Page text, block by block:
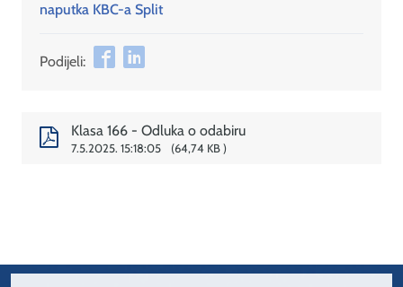
naputka KBC-a Split
Podijeli:
Klasa 166 - Odluka o odabiru
7.5.2025. 15:18:05 64,74 KB